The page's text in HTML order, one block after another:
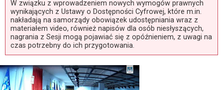
W związku z wprowadzeniem nowych wymogów prawnych
wynikających z Ustawy o Dostępności Cyfrowej, które m.in.
nakładają na samorządy obowiązek udostępniania wraz z
materiałem video, również napisów dla osób niesłyszących,
nagrania z Sesji mogą pojawiać się z opóźnieniem, z uwagi na
czas potrzebny do ich przygotowania.